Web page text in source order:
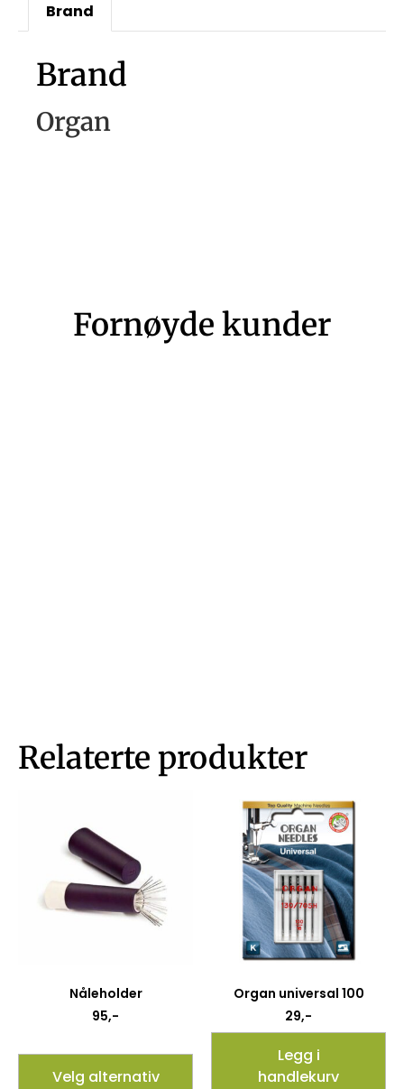
Brand
Brand
Organ
Fornøyde kunder
Relaterte produkter
Nåleholder
95,-
Velg alternativ
Organ universal 100
29,-
Legg i
handlekurv